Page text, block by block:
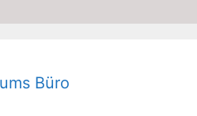
Büro